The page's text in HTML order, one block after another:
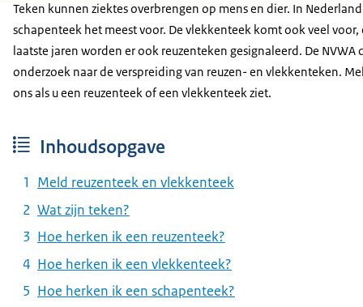
Teken kunnen ziektes overbrengen op mens en dier. In
schapenteek het meest voor. De vlekkenteek komt ook veel voor,
laatste jaren worden er ook reuzenteken gesignaleerd. De NVWA
onderzoek naar de verspreiding van reuzen- en vlekkenteken.
ons als u een reuzenteek of een vlekkenteek ziet.
Inhoudsopgave
Meld reuzenteek en vlekkenteek
Wat zijn teken?
Hoe herken ik een reuzenteek?
Hoe herken ik een vlekkenteek?
Hoe herken ik een schapenteek?